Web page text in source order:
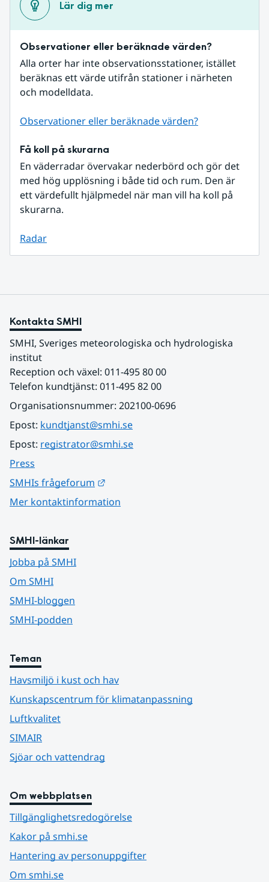
Lär dig mer
Observationer eller beräknade värden?
Alla orter har inte observationsstationer, istället
beräknas ett värde utifrån stationer i närheten
och modelldata.
Observationer eller beräknade värden?
Få koll på skurarna
En väderradar övervakar nederbörd och gör det
med hög upplösning i både tid och rum. Den är
ett värdefullt hjälpmedel när man vill ha koll på
skurarna.
Radar
Kontakta SMHI
SMHI, Sveriges meteorologiska och hydrologiska
institut
Reception och växel: 011-495 80 00
Telefon kundtjänst: 011-495 82 00
Organisationsnummer: 202100-0696
Epost: kundtjanst@smhi.se
Epost: registrator@smhi.se
Press
SMHIs frågeforum
Mer kontaktinformation
SMHI-länkar
Jobba på SMHI
Om SMHI
SMHI-bloggen
SMHI-podden
Teman
Havsmiljö i kust och hav
Kunskapscentrum för klimatanpassning
Luftkvalitet
SIMAIR
Sjöar och vattendrag
Om webbplatsen
Tillgänglighetsredogörelse
Kakor på smhi.se
Hantering av personuppgifter
Om smhi.se